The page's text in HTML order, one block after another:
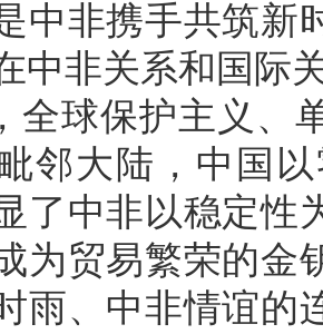
中非携手共筑新
中非关系和国际
全球保护主义、
邻大陆，中国
了中非以稳定性
为贸易繁荣的金
雨、中非情谊的